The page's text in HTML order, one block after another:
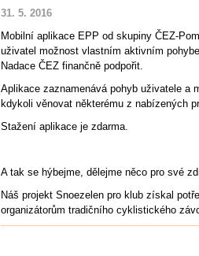
31. 5. 2016
Mobilní aplikace EPP od skupiny ČEZ-
uživatel možnost vlastním aktivním
Nadace ČEZ finančně podpořit.
Aplikace zaznamenává pohyb uživatele a
kdykoli věnovat některému z nabízených
Stažení aplikace je zdarma.
A tak se hýbejme, dělejme něco pro své
Náš projekt Snoezelen pro klub získal
organizátorům tradičního cyklistického